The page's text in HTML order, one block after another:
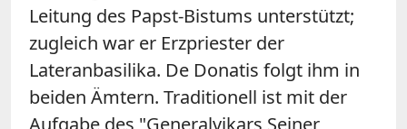
Leitung des Papst-Bistums unterstützt;
zugleich war er Erzpriester der
Lateranbasilika. De Donatis folgt ihm in
beiden Ämtern. Traditionell ist mit der
Aufgabe des "Generalvikars Seiner